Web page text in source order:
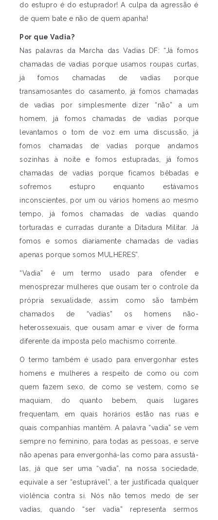
do estupro é do estuprador! A culpa da agressão é
de quem bate e não de quem apanha!
Por que Vadia?
Nas palavras da Marcha das Vadias DF: “Já fomos
chamadas de vadias porque usamos roupas curtas,
já fomos chamadas de vadias porque
transamosantes do casamento, já fomos chamadas
de vadias por simplesmente dizer “não” a um
homem, já fomos chamadas de vadias porque
levantamos o tom de voz em uma discussão, já
fomos chamadas de vadias porque andamos
sozinhas à noite e fomos estupradas, já fomos
chamadas de vadias porque ficamos bêbadas e
sofremos estupro enquanto estávamos
inconscientes, por um ou vários homens ao mesmo
tempo, já fomos chamadas de vadias quando
torturadas e curradas durante a Ditadura Militar. Já
fomos e somos diariamente chamadas de vadias
apenas porque somos MULHERES”.
“Vadia” é um termo usado para ofender e
menosprezar mulheres que ousam ter o controle da
própria sexualidade, assim como são também
chamados de “vadias” os homens não-
heterossexuais, que ousam amar e viver de forma
diferente da imposta pelo machismo corrente.
O termo também é usado para envergonhar estes
homens e mulheres a respeito de como ou com
quem fazem sexo, de como se vestem, como se
maquiam, do quanto bebem, quais lugares
frequentam, em quais horários estão nas ruas e
quais companhias mantêm. A palavra “vadia” se vem
sempre no feminino, para todas as pessoas, e serve
não apenas para envergonhá-las como para assustá-
las, já que ser uma “vadia”, na nossa sociedade,
equivale a ser “estuprável”, a ter justificada qualquer
violência contra si. Nós não temos medo de ser
vadias, quando “ser vadia” representa sermos